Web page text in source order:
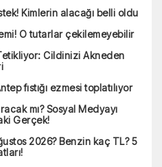
Kimlerin alacağı belli oldu
O tutarlar çekilemeyebilir
Cildinizi Akneden
fıstığı ezmesi toplatılıyor
mı? Sosyal Medyayı
Gerçek!
2026? Benzin kaç TL? 5